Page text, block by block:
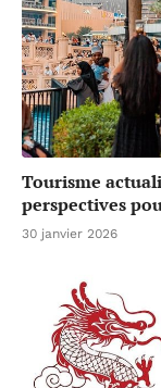
Tourisme
perspectives
30 janvier 2026